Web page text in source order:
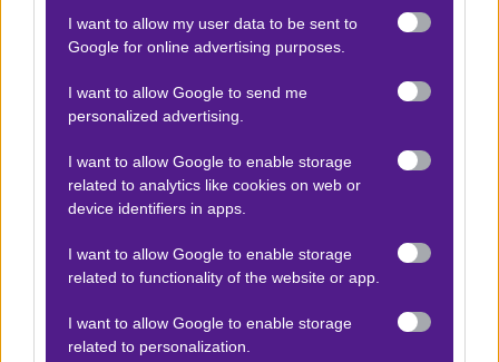
I want to allow my user data to be sent to
Google for online advertising purposes.
I want to allow Google to send me
personalized advertising.
I want to allow Google to enable storage
related to analytics like cookies on web or
device identifiers in apps.
I want to allow Google to enable storage
related to functionality of the website or app.
I want to allow Google to enable storage
related to personalization.
E-Sports 17.01.2026 |18:00 +16.60
1.83
Αποτέλεσμα: 70
Προσφορές*
ΒΑΘΜΟΛΟΓΙΕΣ